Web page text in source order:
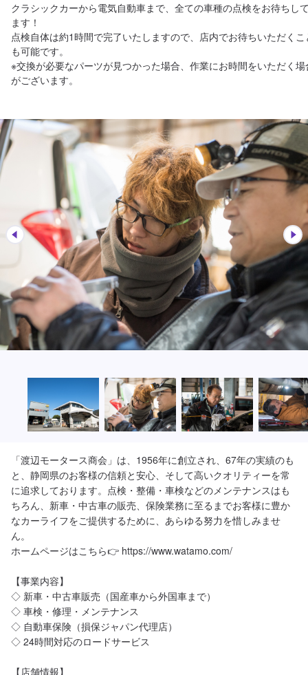
クラシックカーから電気自動車まで、全ての車種の点検をお待ちし
ます！
点検自体は約1時間で完了いたしますので、店内でお待ちいただくこ
も可能です。
※交換が必要なパーツが見つかった場合、作業にお時間をいただく場
がございます。
「渡辺モータース商会」は、1956年に創立され、67年の実績のも
と、静岡県のお客様の信頼と安心、そして高いクオリティーを常
に追求しております。点検・整備・車検などのメンテナンスはも
ちろん、新車・中古車の販売、保険業務に至るまでお客様に豊か
なカーライフをご提供するために、あらゆる努力を惜しみませ
ん。
ホームページはこちら👉 https://www.watamo.com/
【事業内容】
◇ 新車・中古車販売（国産車から外国車まで）
◇ 車検・修理・メンテナンス
◇ 自動車保険（損保ジャパン代理店）
◇ 24時間対応のロードサービス
【店舗情報】